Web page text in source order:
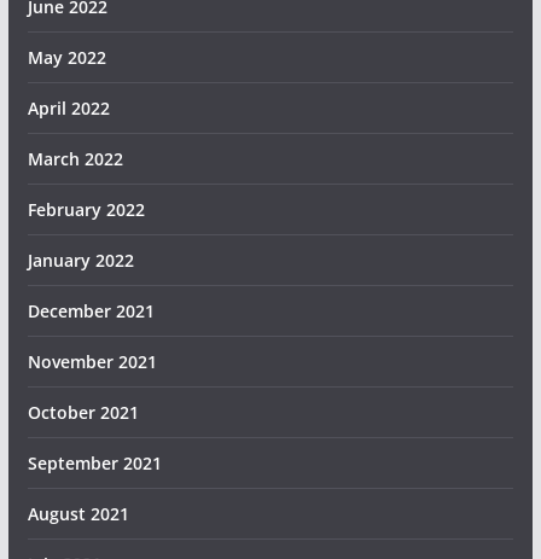
June 2022
May 2022
April 2022
March 2022
February 2022
January 2022
December 2021
November 2021
October 2021
September 2021
August 2021